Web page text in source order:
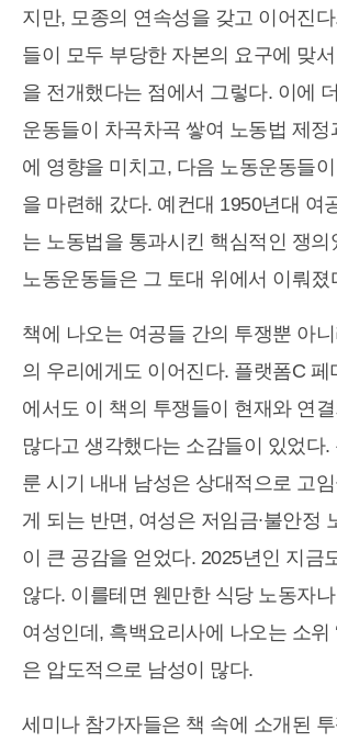
지만, 모종의 연속성을 갖고 이어진
들이 모두 부당한 자본의 요구에 맞
을 전개했다는 점에서 그렇다. 이에
운동들이 차곡차곡 쌓여 노동법 제정
에 영향을 미치고, 다음 노동운동들
을 마련해 갔다. 예컨대 1950년대 여
는 노동법을 통과시킨 핵심적인 쟁의
노동운동들은 그 토대 위에서 이뤄졌
책에 나오는 여공들 간의 투쟁뿐 아
의 우리에게도 이어진다. 플랫폼C 페
에서도 이 책의 투쟁들이 현재와 연결
많다고 생각했다는 소감들이 있었다.
룬 시기 내내 남성은 상대적으로 고
게 되는 반면, 여성은 저임금∙불안정
이 큰 공감을 얻었다. 2025년인 지금
않다. 이를테면 웬만한 식당 노동자
여성인데, 흑백요리사에 나오는 소위
은 압도적으로 남성이 많다.
세미나 참가자들은 책 속에 소개된 투